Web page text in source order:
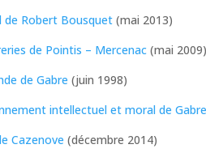
de Robert Bousquet (mai 2013)
de Pointis – Mercenac (mai 2009)
de Gabre (juin 1998)
intellectuel et moral de Gabre
Cazenove (décembre 2014)